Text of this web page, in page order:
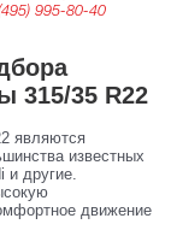
995-80-40
315/35 R22
являются
известных
и другие.
движение